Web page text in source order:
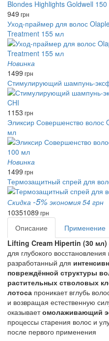
949 грн
Уход-праймер для волос
Treatment 155 мл
Новинка
1499 грн
Стимулирующий шампунь-
1153 грн
Эликсир Совершенство волос
мл
Новинка
1499 грн
Термозащитный спрей для
Скидка -5% экономия 54 грн
10351089 грн
Описание
Применение
Lifting Cream Hipertin (30 мл)
для глубокого
разработанный для
повреждённой структуры
растительных стволовых
лотоса проникает вглубь
и возвращая естественную
оказываетомолаживающий
процессы старения волос и
после первого применения